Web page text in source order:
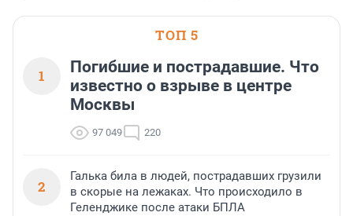
ТОП 5
1
Погибшие и пострадавшие. Что
известно о взрыве в центре
Москвы
97 049 220
2
Галька била в людей, пострадавших грузили
в скорые на лежаках. Что происходило в
Геленджике после атаки БПЛА